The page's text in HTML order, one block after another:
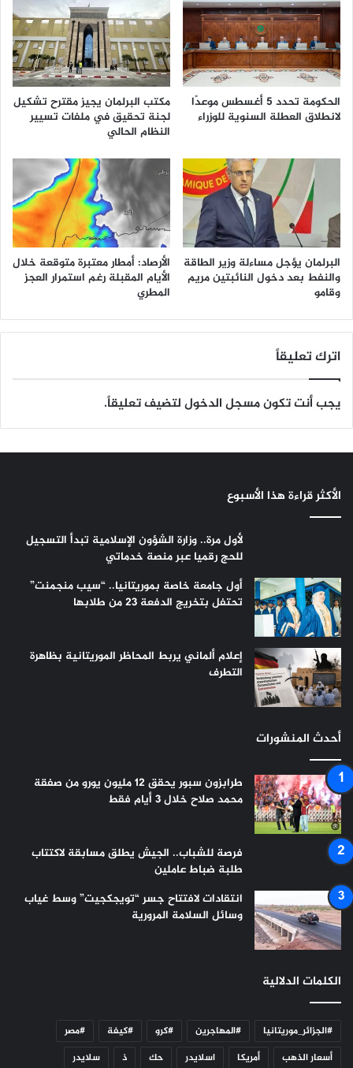
الحكومة تحدد 5 أغسطس موعدًا
لانطلاق العطلة السنوية للوزراء
مكتب البرلمان يجيز مقترح تشكيل
لجنة تحقيق في ملفات تسيير
النظام الحالي
البرلمان يؤجل مساءلة وزير الطاقة
والنفط بعد دخول النائبتين مريم
وقامو
الأرصاد: أمطار معتبرة متوقعة خلال
الأيام المقبلة رغم استمرار العجز
المطري
اترك تعليقاً
يجب أنت تكونمسجل الدخوللتضيف تعليقاً.
الأكثر قراءة هذا الأسبوع
لأول مرة.. وزارة الشؤون الإسلامية تبدأ التسجيل
للحج رقميا عبر منصة خدماتي
أول جامعة خاصة بموريتانيا.. “سيب منجمنت”
تحتفل بتخريج الدفعة 23 من طلابها
إعلام ألماني يربط المحاظر الموريتانية بظاهرة
التطرف
أحدث المنشورات
طرابزون سبور يحقق 12 مليون يورو من صفقة
محمد صلاح خلال 3 أيام فقط
فرصة للشباب.. الجيش يطلق مسابقة لاكتتاب
طلبة ضباط عاملين
انتقادات لافتتاح جسر “تويجكجيت” وسط غياب
وسائل السلامة المرورية
الكلمات الدلالية
#الجزائر_موريتانيا #المهاجرين #كرو #كيفة
#مصر
أسعار الذهب
أمريكا اسلايدر حك ذ سلايدر